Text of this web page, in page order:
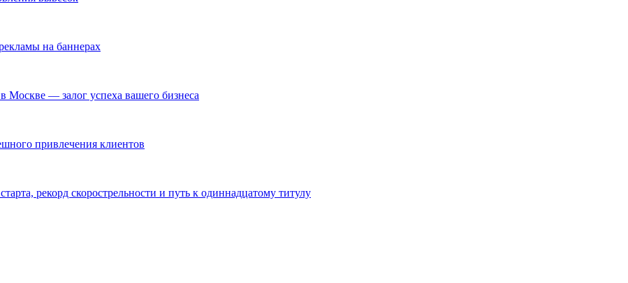
на баннерах
Москве — залог успеха вашего бизнеса
привлечения клиентов
рекорд скорострельности и путь к одиннадцатому титулу